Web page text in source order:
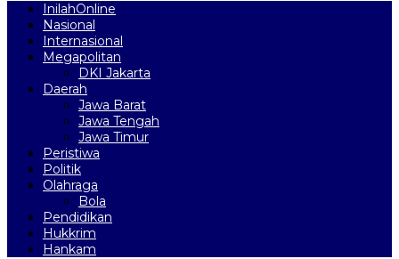
InilahOnline
Nasional
Internasional
Megapolitan
DKI Jakarta
Daerah
Jawa Barat
Jawa Tengah
Jawa Timur
Peristiwa
Politik
Olahraga
Bola
Pendidikan
Hukkrim
Hankam